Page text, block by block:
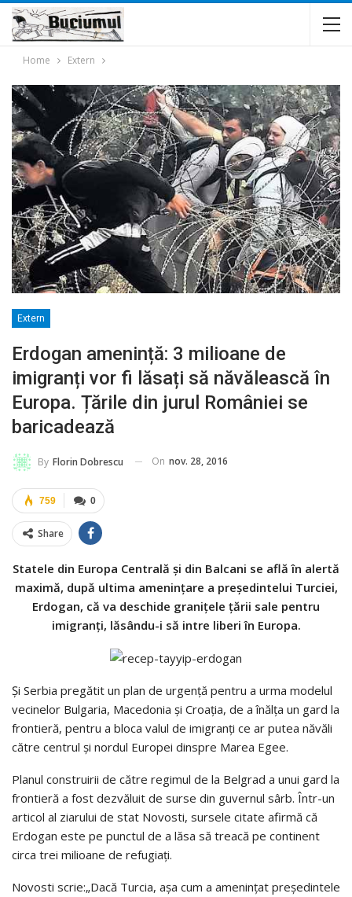
Home Extern
Extern
Erdogan amenință: 3 milioane de
imigranți vor fi lăsați să năvălească în
Europa. Țările din jurul României se
baricadează
By Florin Dobrescu On nov. 28, 2016
0
759
Share
Statele din Europa Centrală și din Balcani se află în alertă
maximă, după ultima amenințare a președintelui Turciei,
Erdogan, că va deschide granițele țării sale pentru
imigranți, lăsându-i să intre liberi în Europa.
Și Serbia pregătit un plan de urgență pentru a urma modelul
vecinelor Bulgaria, Macedonia și Croația, de a înălța un gard la
frontieră, pentru a bloca valul de imigranți ce ar putea năvăli
către centrul și nordul Europei dinspre Marea Egee.
Planul construirii de către regimul de la Belgrad a unui gard la
frontieră a fost dezvăluit de surse din guvernul sârb. Într-un
articol al ziarului de stat Novosti, sursele citate afirmă că
Erdogan este pe punctul de a lăsa să treacă pe continent
circa trei milioane de refugiați.
Novosti scrie:„Dacă Turcia, așa cum a amenințat președintele